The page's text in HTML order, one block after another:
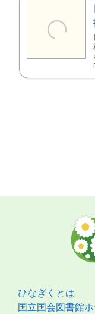
ひなぎくとは
国立国会図書館